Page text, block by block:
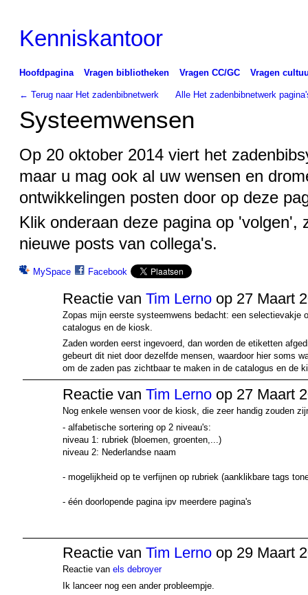
Kenniskantoor
Hoofdpagina Vragen bibliotheken Vragen CC/GC Vragen
← Terug naar Het zadenbibnetwerk Alle Het zadenbibnetwerk
Systeemwensen
Op 20 oktober 2014 viert het
maar u mag ook al uw wensen en
ontwikkelingen posten door op deze
Klik onderaan deze pagina op 'volgen',
nieuwe posts van collega's.
MySpace Facebook
Reactie van Tim Lernoop 27 Maart
Zopas mijn eerste systeemwens bedacht: een selectievakje
catalogus en de kiosk.
Zaden worden eerst ingevoerd, dan worden de etiketten
gebeurt dit niet door dezelfde mensen, waardoor hier soms
om de zaden pas zichtbaar te maken in de catalogus en de
Reactie van Tim Lernoop 27 Maart
Nog enkele wensen voor de kiosk, die zeer handig zouden
- alfabetische sortering op 2 niveau's:
niveau 1: rubriek (bloemen, groenten,...)
niveau 2: Nederlandse naam
- mogelijkheid op te verfijnen op rubriek (aanklikbare tags
- één doorlopende pagina ipv meerdere pagina's
Reactie van Tim Lernoop 29 Maart
Reactie van els debroyer
Ik lanceer nog een ander probleempje.